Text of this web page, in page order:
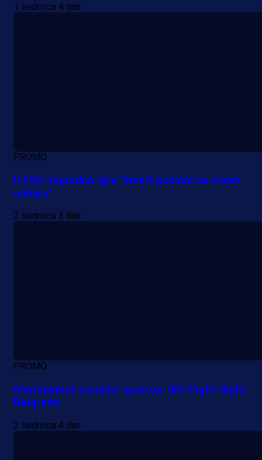
1 sedmica 4 dan
PROMO
II ESG nagradna igra "Smart pokloni za smart
odluke"
2 sedmica 3 dan
PROMO
Meridianbet zvanični sponzor UFC Fight Night
Belgrade
2 sedmica 4 dan